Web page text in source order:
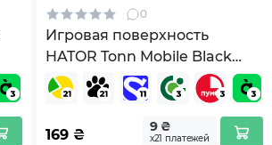
0
Игровая поверхность
HATOR Tonn Mobile Black
(HTP-1000)
169 ₴ 9 ₴
х21 платежей